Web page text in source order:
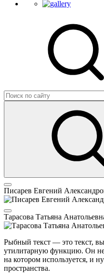
Писарев Евгений
Тарасова Татьяна
Рыбный текст — это текст,
утилитарную функцию. Он не
на котором используется, и
пространства.